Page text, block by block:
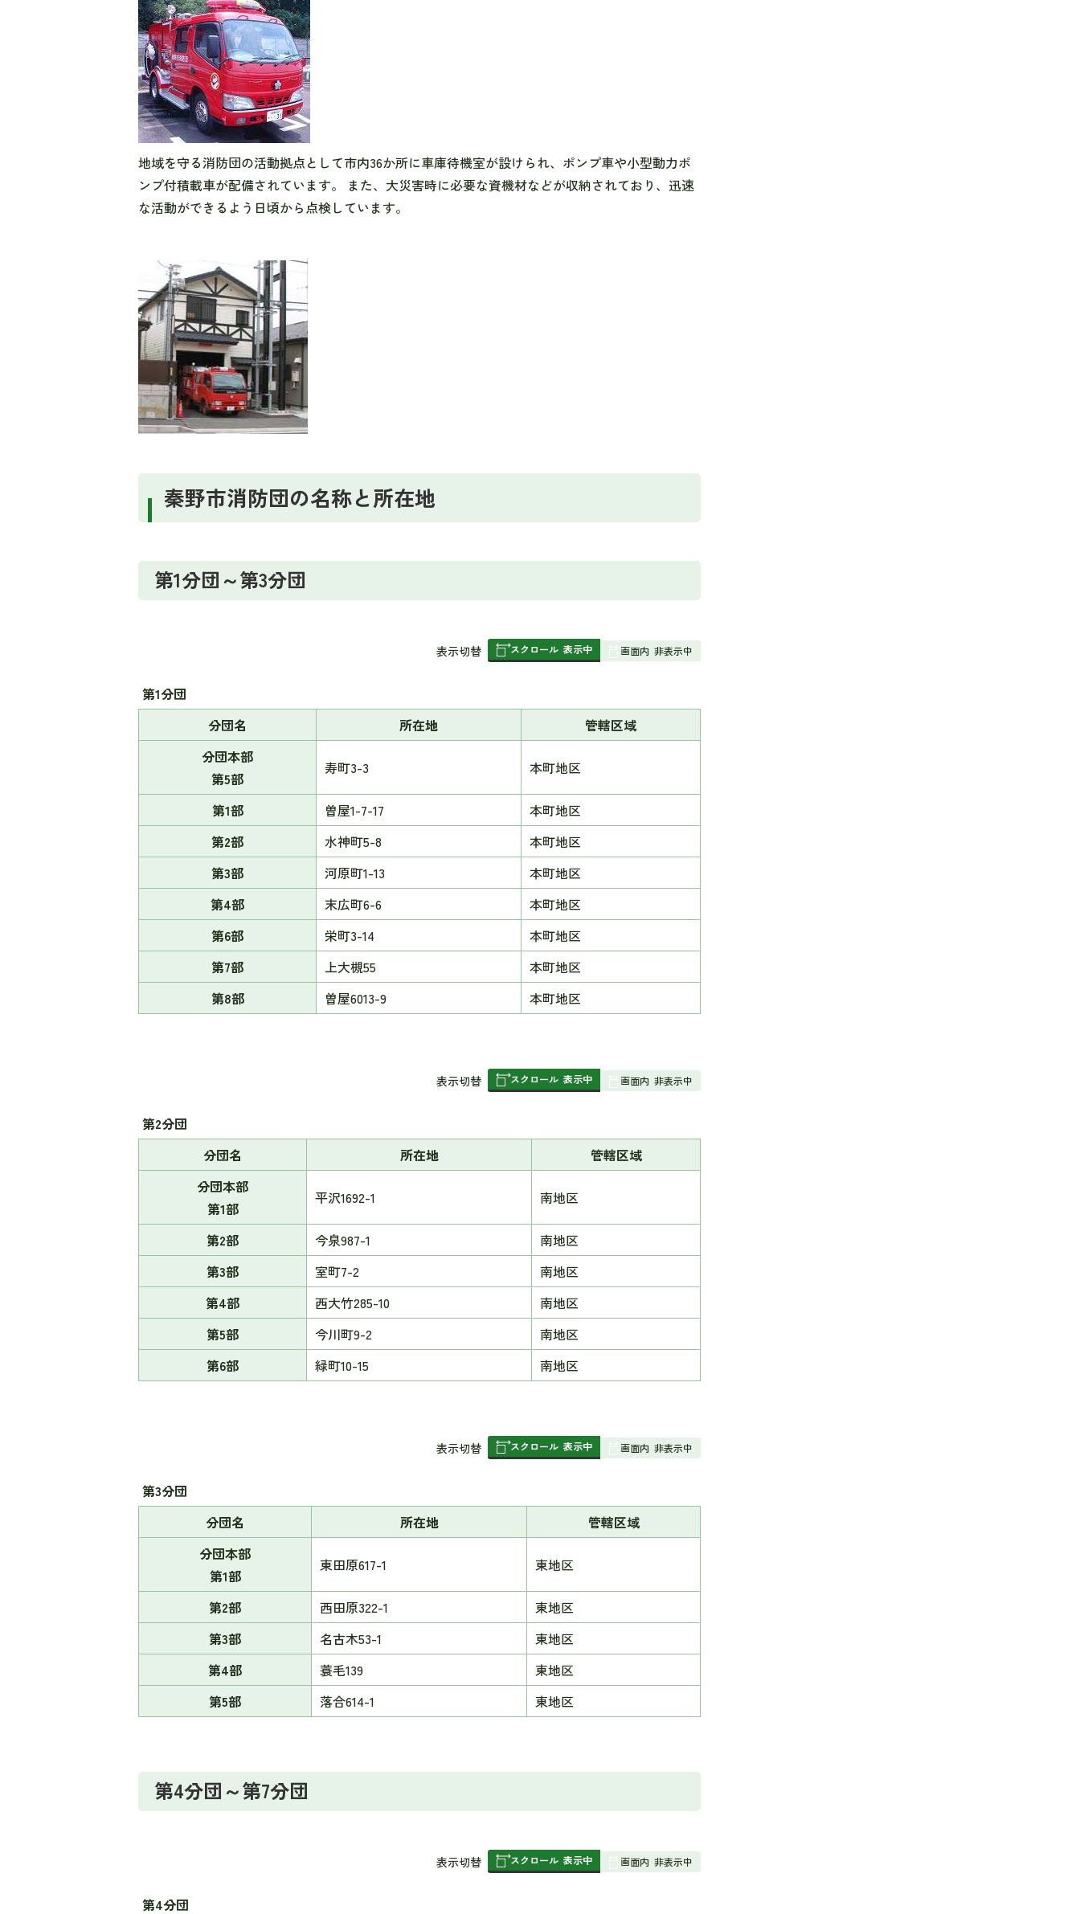
地域を守る消防団の活動拠点として市内36か所に車庫待機室が設けられ、ポンプ車や小型動力ポ
ンプ付積載車が配備されています。 また、大災害時に必要な資機材などが収納されており、迅速
な活動ができるよう日頃から点検しています。
秦野市消防団の名称と所在地
第1分団～第3分団
表
の
表示切替 スクロール 表示中 画面内 非表示中
第1分団
分団名
所在地
管轄区域
分団本部
第5部
寿町3-3 本町地区
第1部 曽屋1-7-17
本町地区
第2部
水神町5-8
本町地区
第3部
河原町1-13
本町地区
第4部
末広町6-6
本町地区
第6部
栄町3-14
本町地区
第7部
上大槻55
本町地区
第8部
曽屋6013-9 本町地区
表
の
表示切替 スクロール 表示中 画面内 非表示中
第2分団
分団名
所在地
管轄区域
分団本部
第1部
平沢1692-1 南地区
第2部 今泉987-1
南地区
第3部
室町7-2
南地区
第4部
西大竹285-10
南地区
第5部
今川町9-2
南地区
第6部
緑町10-15 南地区
表
の
表示切替 スクロール 表示中 画面内 非表示中
第3分団
分団名
所在地
管轄区域
分団本部
第1部
東田原617-1 東地区
第2部 西田原322-1
東地区
第3部
名古木53-1
東地区
第4部
蓑毛139
東地区
第5部
落合614-1 東地区
第4分団～第7分団
表
表示切替 スクロール 表示中 画面内 非表示中
第4分団